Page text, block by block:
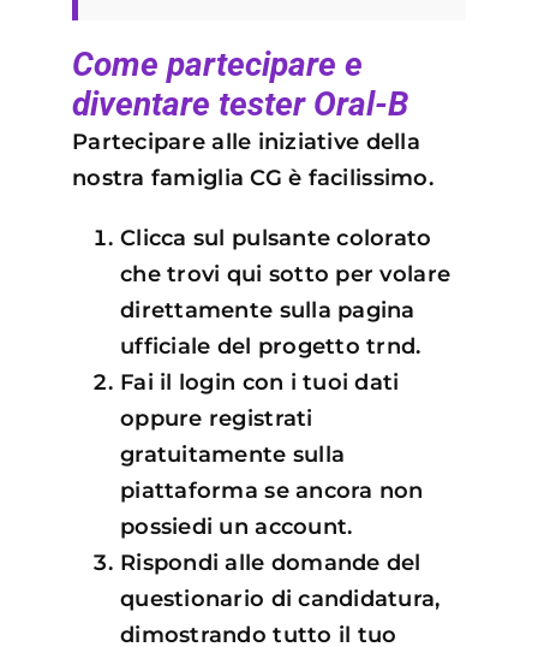
Come partecipare e
diventare tester Oral-B
Partecipare alle iniziative della
nostra famiglia CG è facilissimo.
Clicca sul pulsante colorato
che trovi qui sotto per volare
direttamente sulla pagina
ufficiale del progetto trnd.
Fai il login con i tuoi dati
oppure registrati
gratuitamente sulla
piattaforma se ancora non
possiedi un account.
Rispondi alle domande del
questionario di candidatura,
dimostrando tutto il tuo